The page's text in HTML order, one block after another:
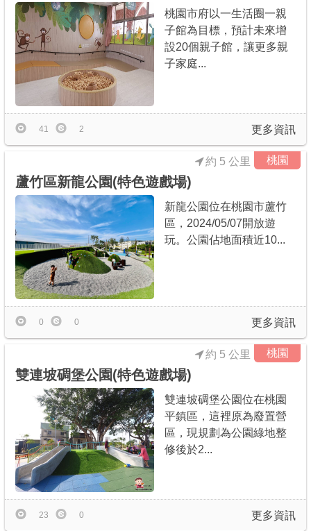
桃園市府以一生活圈一親
子館為目標，預計未來增
設20個親子館，讓更多親
子家庭...
更多資訊
41 2
桃園
約 5 公里
蘆竹區新龍公園(特色遊戲場)
新龍公園位在桃園市蘆竹
區，2024/05/07開放遊
玩。公園佔地面積近10...
更多資訊
0 0
桃園
約 5 公里
雙連坡碉堡公園(特色遊戲場)
雙連坡碉堡公園位在桃園
平鎮區，這裡原為廢置營
區，現規劃為公園綠地整
修後於2...
更多資訊
23 0